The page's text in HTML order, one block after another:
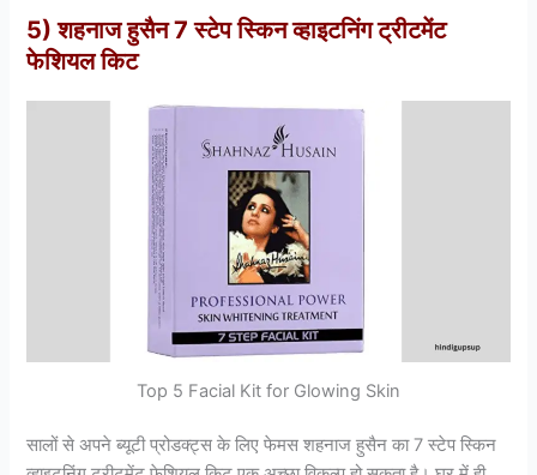
5) शहनाज हुसैन 7 स्टेप स्किन व्हाइटनिंग ट्रीटमेंट
फेशियल किट
Top 5 Facial Kit for Glowing Skin
सालों से अपने ब्यूटी प्रोडक्ट्स के लिए फेमस शहनाज हुसैन का 7 स्टेप स्किन